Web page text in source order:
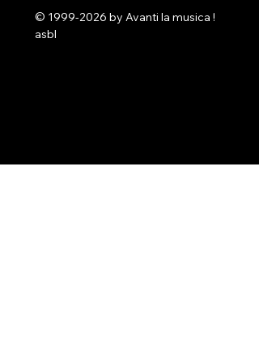
© 1999-2026 by Avanti la musica !
asbl